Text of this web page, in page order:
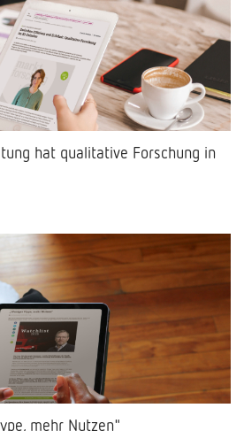
hat qualitative Forschung in
mehr Nutzen"